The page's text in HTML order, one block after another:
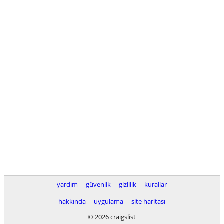
yardım güvenlik gizlilik
kurallar
hakkında
uygulama
site haritası
© 2026 craigslist